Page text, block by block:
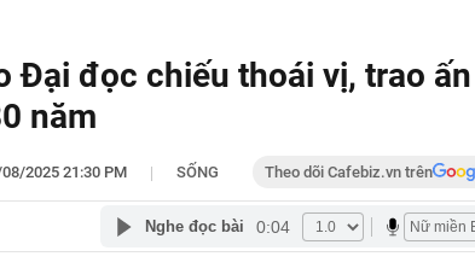
Đại đọc chiếu thoái vị, trao ấn
năm
2025 21:30 PM | SỐNG Theo dõi Cafebiz.vn trên
Nghe đọc bài 0:04